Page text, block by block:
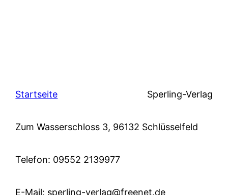
Startseite Sperling-Verlag
Zum Wasserschloss 3, 96132 Schlüsselfeld
Telefon: 09552 2139977
E-Mail: sperling-verlag@freenet.de